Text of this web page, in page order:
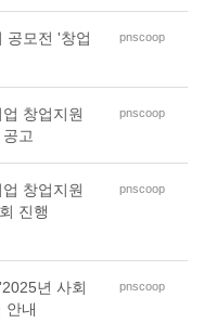
공모전 '창업
pnscoop
창업지원
고
pnscoop
창업지원
진행
pnscoop
년 사회
안내
pnscoop